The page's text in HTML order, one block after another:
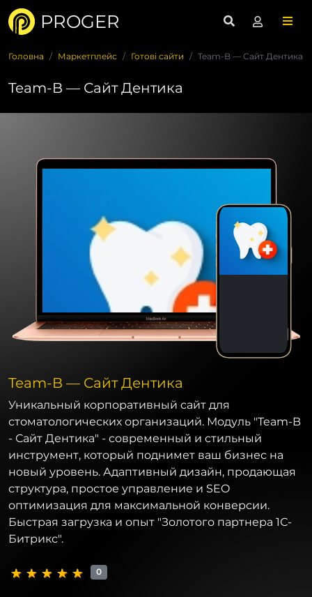
PROGER
Головна Маркетплейс Готові сайти Team-B — Сайт Дентика
Team-B — Сайт Дентика
Team-B — Сайт Дентика
Уникальный корпоративный сайт для
стоматологических организаций. Модуль "Team-B
- Сайт Дентика" - современный и стильный
инструмент, который поднимет ваш бизнес на
новый уровень. Адаптивный дизайн, продающая
структура, простое управление и SEO
оптимизация для максимальной конверсии.
Быстрая загрузка и опыт "Золотого партнера 1С-
Битрикс".
0